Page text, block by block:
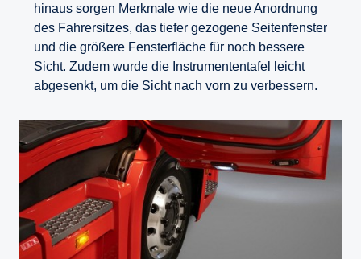
hinaus sorgen Merkmale wie die neue Anordnung
des Fahrersitzes, das tiefer gezogene Seitenfenster
und die größere Fensterfläche für noch bessere
Sicht. Zudem wurde die Instrumententafel leicht
abgesenkt, um die Sicht nach vorn zu verbessern.